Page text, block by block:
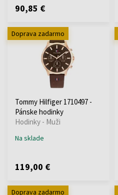
90,85 €
Doprava zadarmo
Tommy Hilfiger 1710497 -
Pánske hodinky
Hodinky - Muži
Na sklade
119,00 €
Doprava zadarmo